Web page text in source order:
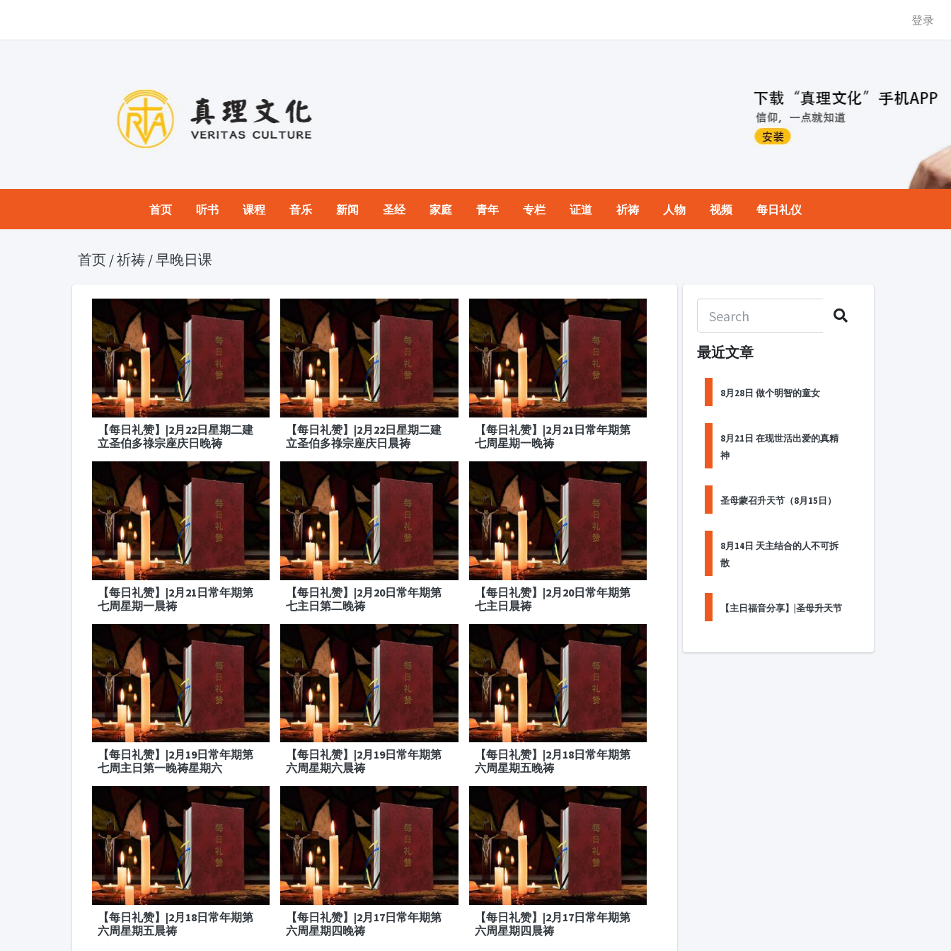
登录
首页 听书 课程 音乐 新闻 圣经 家庭 青年 专栏 证道 祈祷 人物 视频 每日礼仪
首页 /祈祷 /早晚日课
【每日礼赞】|2月22日星期二建
立圣伯多祿宗座庆日晚祷
【每日礼赞】|2月22日星期二建
立圣伯多祿宗座庆日晨祷
【每日礼赞】|2月21日常年期第
七周星期一晚祷
【每日礼赞】|2月21日常年期第
七周星期一晨祷
【每日礼赞】|2月20日常年期第
七主日第二晚祷
【每日礼赞】|2月20日常年期第
七主日晨祷
【每日礼赞】|2月19日常年期第
七周主日第一晚祷星期六
【每日礼赞】|2月19日常年期第
六周星期六晨祷
【每日礼赞】|2月18日常年期第
六周星期五晚祷
【每日礼赞】|2月18日常年期第
六周星期五晨祷
【每日礼赞】|2月17日常年期第
六周星期四晚祷
【每日礼赞】|2月17日常年期第
六周星期四晨祷
最近文章
8月28日 做个明智的童女
8月21日 在现世活出爱的真精
神
圣母蒙召升天节（8月15日）
8月14日 天主结合的人不可拆
散
【主日福音分享】|圣母升天节